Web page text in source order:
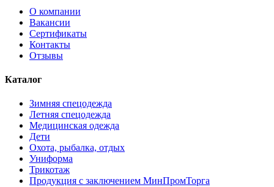
О компании
Вакансии
Сертификаты
Контакты
Отзывы
Каталог
Зимняя спецодежда
Летняя спецодежда
Медицинская одежда
Дети
Охота, рыбалка, отдых
Униформа
Трикотаж
Продукция с заключением МинПромТорга